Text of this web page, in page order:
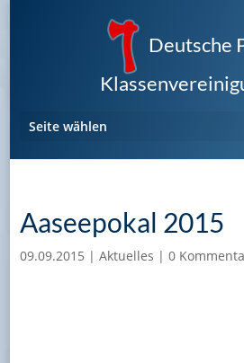
Deutsche
Seite wählen
Aaseepokal 2015
09.09.2015 | Aktuelles | 0